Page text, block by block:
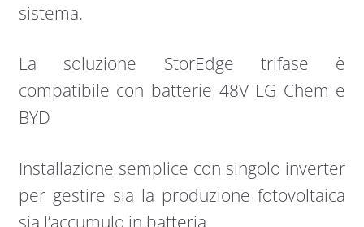
sistema.
La soluzione StorEdge trifase è
compatibile con batterie 48V LG Chem e
BYD
Installazione semplice con singolo inverter
per gestire sia la produzione fotovoltaica
sia l’accumulo in batteria